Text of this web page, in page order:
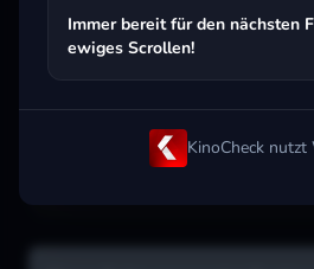
Immer bereit für den nächsten
ewiges Scrollen!
KinoCheck